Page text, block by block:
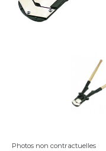
Photos non contractuelles